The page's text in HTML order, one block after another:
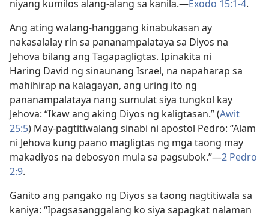
niyang kumilos alang-alang sa kanila.​—Exodo 15:1-4.
Ang ating walang-hanggang kinabukasan ay
nakasalalay rin sa pananampalataya sa Diyos na
Jehova bilang ang Tagapagligtas. Ipinakita ni
Haring David ng sinaunang Israel, na napaharap sa
mahihirap na kalagayan, ang uring ito ng
pananampalataya nang sumulat siya tungkol kay
Jehova: “Ikaw ang aking Diyos ng kaligtasan.” (Awit
25:5) May-pagtitiwalang sinabi ni apostol Pedro: “Alam
ni Jehova kung paano magligtas ng mga taong may
makadiyos na debosyon mula sa pagsubok.”​—2 Pedro
2:9.
Ganito ang pangako ng Diyos sa taong nagtitiwala sa
kaniya: “Ipagsasanggalang ko siya sapagkat nalaman